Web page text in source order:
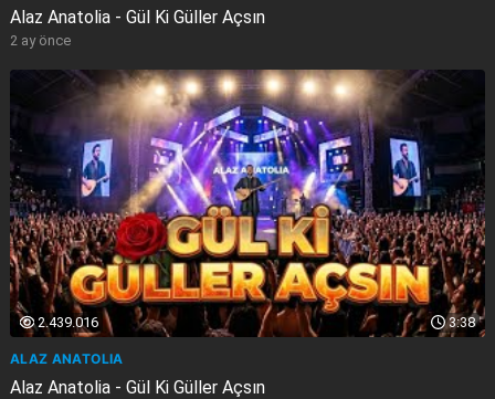
Alaz Anatolia - Gül Ki Güller Açsın
2 ay önce
3:38
2.439.016
ALAZ ANATOLIA
Alaz Anatolia - Gül Ki Güller Açsın